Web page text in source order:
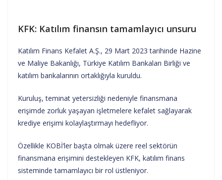
KFK: Katılım finansın tamamlayıcı unsuru
Katılım Finans Kefalet A.Ş., 29 Mart 2023 tarihinde Hazine
ve Maliye Bakanlığı, Türkiye Katılım Bankaları Birliği ve
katılım bankalarının ortaklığıyla kuruldu.
Kuruluş, teminat yetersizliği nedeniyle finansmana
erişimde zorluk yaşayan işletmelere kefalet sağlayarak
krediye erişimi kolaylaştırmayı hedefliyor.
Özellikle KOBİ’ler başta olmak üzere reel sektörün
finansmana erişimini destekleyen KFK, katılım finans
sisteminde tamamlayıcı bir rol üstleniyor.